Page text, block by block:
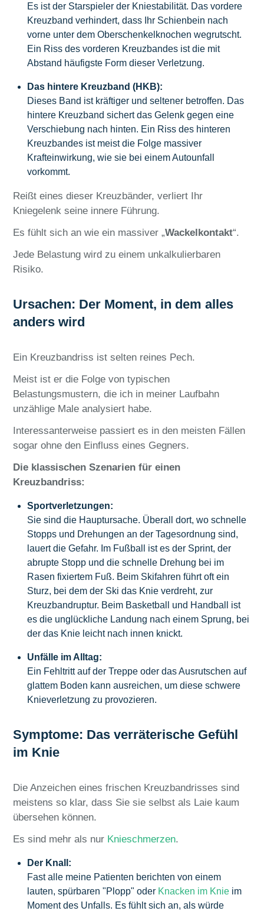
Es ist der Starspieler der Kniestabilität. Das vordere
Kreuzband verhindert, dass Ihr Schienbein nach
vorne unter dem Oberschenkelknochen wegrutscht.
Ein Riss des vorderen Kreuzbandes ist die mit
Abstand häufigste Form dieser Verletzung.
Das hintere Kreuzband (HKB):
Dieses Band ist kräftiger und seltener betroffen. Das
hintere Kreuzband sichert das Gelenk gegen eine
Verschiebung nach hinten. Ein Riss des hinteren
Kreuzbandes ist meist die Folge massiver
Krafteinwirkung, wie sie bei einem Autounfall
vorkommt.
Reißt eines dieser Kreuzbänder, verliert Ihr
Kniegelenk seine innere Führung.
Es fühlt sich an wie ein massiver „Wackelkontakt“.
Jede Belastung wird zu einem unkalkulierbaren
Risiko.
Ursachen: Der Moment, in dem alles
anders wird
Ein Kreuzbandriss ist selten reines Pech.
Meist ist er die Folge von typischen
Belastungsmustern, die ich in meiner Laufbahn
unzählige Male analysiert habe.
Interessanterweise passiert es in den meisten Fällen
sogar ohne den Einfluss eines Gegners.
Die klassischen Szenarien für einen
Kreuzbandriss:
Sportverletzungen:
Sie sind die Hauptursache. Überall dort, wo schnelle
Stopps und Drehungen an der Tagesordnung sind,
lauert die Gefahr. Im Fußball ist es der Sprint, der
abrupte Stopp und die schnelle Drehung bei im
Rasen fixiertem Fuß. Beim Skifahren führt oft ein
Sturz, bei dem der Ski das Knie verdreht, zur
Kreuzbandruptur. Beim Basketball und Handball ist
es die unglückliche Landung nach einem Sprung, bei
der das Knie leicht nach innen knickt.
Unfälle im Alltag:
Ein Fehltritt auf der Treppe oder das Ausrutschen auf
glattem Boden kann ausreichen, um diese schwere
Knieverletzung zu provozieren.
Symptome: Das verräterische Gefühl
im Knie
Die Anzeichen eines frischen Kreuzbandrisses sind
meistens so klar, dass Sie sie selbst als Laie kaum
übersehen können.
Es sind mehr als nur Knieschmerzen.
Der Knall:
Fast alle meine Patienten berichten von einem
lauten, spürbaren "Plopp" oder Knacken im Knie im
Moment des Unfalls. Es fühlt sich an, als würde